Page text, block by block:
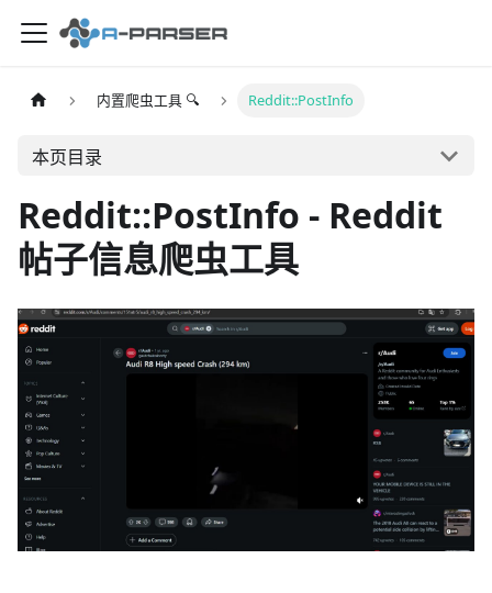
内置爬虫工具 🔍 Reddit::PostInfo
本页目录
Reddit::PostInfo - Reddit
帖子信息爬虫工具